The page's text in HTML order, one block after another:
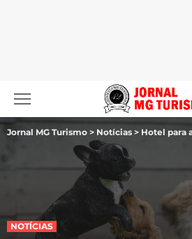
Jornal MG Turismo > Notícias > Hotel para
NOTÍCIAS